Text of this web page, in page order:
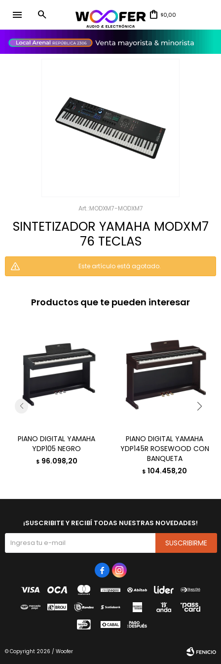
menu $0,00
MODXM7-MODXM7
SINTETIZADOR YAMAHA MODXM7
76 TECLAS
Este artículo está agotado.
Productos que te pueden interesar
PIANO DIGITAL YAMAHA
YDP105 NEGRO
$ 96.098,20
PIANO DIGITAL YAMAHA
YDP145R ROSEWOOD CON
BANQUETA
$ 104.458,20
¡SUSCRIBITE Y RECIBÍ TODAS NUESTRAS NOVEDADES!
SUSCRIBIRME
 
© Copyright 2026 / Woofer
close